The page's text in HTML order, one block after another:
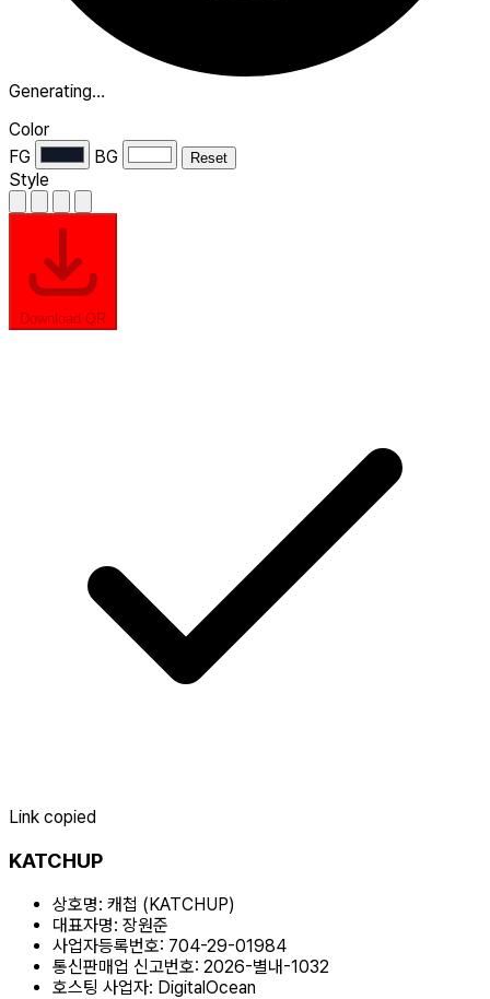
Generating…
Color
FG
BG Reset
Style
Download QR
Link copied
KATCHUP
상호명: 캐첩 (KATCHUP)
대표자명: 장원준
사업자등록번호: 704-29-01984
통신판매업 신고번호: 2026-별내-1032
호스팅 사업자: DigitalOcean